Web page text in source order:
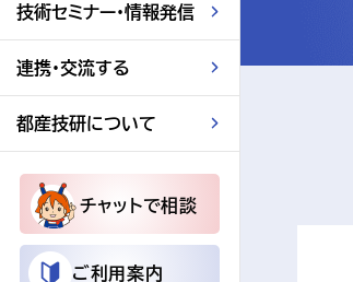
技術セミナー・情報発信
連携・交流する
都産技研について
チャットで相談
ご利用案内